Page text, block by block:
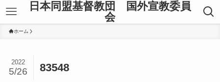
日本同盟基督教団 国外宣教委員
会
ホーム
83548
2022
5/26